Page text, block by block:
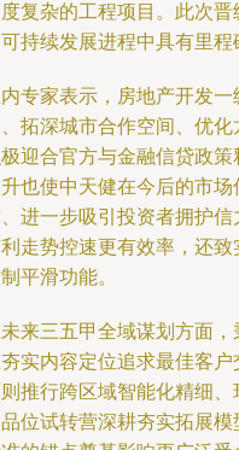
复杂的工程项目。此次
持续发展进程中具有里程
专家表示，房地产开发
拓深城市合作空间、优
迎合官方与金融信贷政
也使中天健在今后的市
进一步吸引投资者拥护
走势控速更有效率，还
平滑功能。
来三五甲全域谋划方面
实内容定位追求最佳客
推行跨区域智能化精细
位试转营深耕夯实拓展